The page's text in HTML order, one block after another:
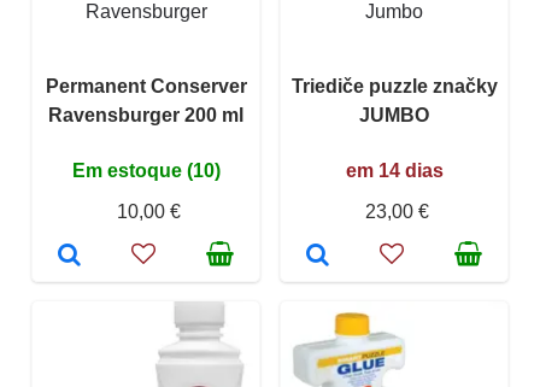
Ravensburger
Permanent Conserver
Ravensburger 200 ml
Em estoque (10)
10,00 €
Jumbo
Triediče puzzle značky
JUMBO
em 14 dias
23,00 €